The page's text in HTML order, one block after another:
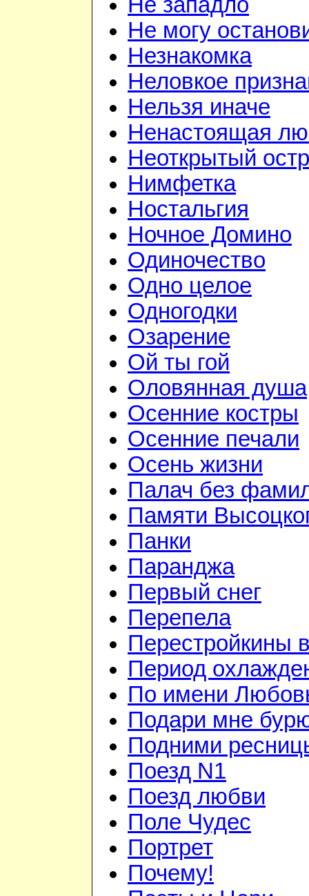
Не западло
Не могу
Незнакомка
Неловкое
Нельзя иначе
Ненастоящая
Неоткрытый
Нимфетка
Ностальгия
Ночное Домино
Одиночество
Одно целое
Одногодки
Озарение
Ой ты гой
Оловянная душа
Осенние костры
Осенние печали
Осень жизни
Палач без
Памяти
Панки
Паранджа
Первый снег
Перепела
Перестройкины
Период
По имени
Подари мне
Подними
Поезд N1
Поезд любви
Поле Чудес
Портрет
Почему!